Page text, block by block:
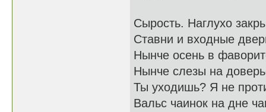
Сырость. Наглухо
Ставни и входные
Нынче осень в
Нынче слезы на
Ты уходишь? Я не
Вальс чаинок на дне